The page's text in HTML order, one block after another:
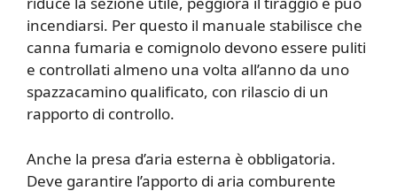
incendiarsi. Per questo il manuale stabilisce che
canna fumaria e comignolo devono essere puliti
e controllati almeno una volta all’anno da uno
spazzacamino qualificato, con rilascio di un
rapporto di controllo.
Anche la presa d’aria esterna è obbligatoria.
Deve garantire l’apporto di aria comburente